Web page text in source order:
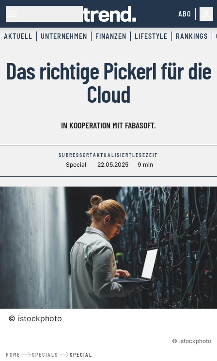
ABO
AKTUELL UNTERNEHMEN FINANZEN LIFESTYLE RANKINGS
Das richtige Pickerl für die
Cloud
IN KOOPERATION MIT FABASOFT.
SUBRESSORT
Special
AKTUALISIERT
22.05.2025
LESEZEIT
9 min
© istockphoto
© istockphoto
HOME SPECIALS SPECIAL